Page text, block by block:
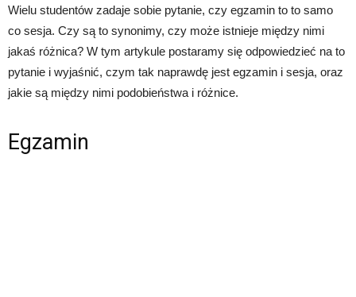
Wielu studentów zadaje sobie pytanie, czy egzamin to to samo
co sesja. Czy są to synonimy, czy może istnieje między nimi
jakaś różnica? W tym artykule postaramy się odpowiedzieć na to
pytanie i wyjaśnić, czym tak naprawdę jest egzamin i sesja, oraz
jakie są między nimi podobieństwa i różnice.
Egzamin